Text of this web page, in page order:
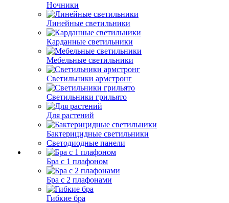
Ночники
Линейные светильники
Карданные светильники
Мебельные светильники
Светильники армстронг
Светильники грильято
Для растений
Бактерицидные светильники
Светодиодные панели
Бра с 1 плафоном
Бра с 2 плафонами
Гибкие бра